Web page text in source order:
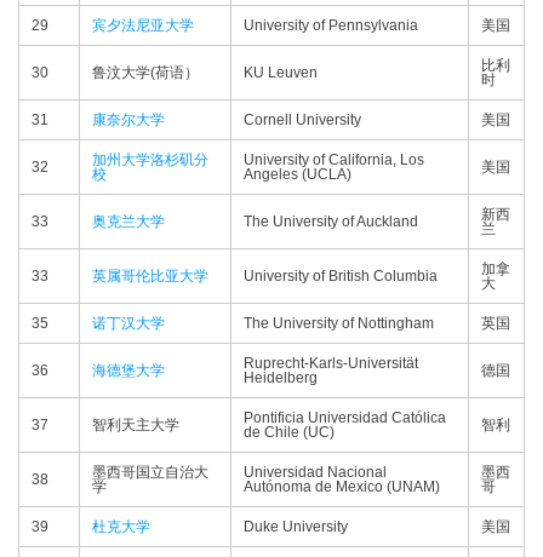
29 宾夕法尼亚大学 University of Pennsylvania 美国
30 鲁汶大学(荷语） KU Leuven
比利
时
31 康奈尔大学 Cornell University 美国
32
加州大学洛杉矶分
校
University of California, Los
Angeles (UCLA)
美国
33 奥克兰大学 The University of Auckland
新西
兰
33 英属哥伦比亚大学 University of British Columbia
加拿
大
35 诺丁汉大学 The University of Nottingham 英国
36 海德堡大学
Ruprecht-Karls-Universität
Heidelberg
德国
37 智利天主大学
Pontificia Universidad Católica
de Chile (UC)
智利
38
墨西哥国立自治大
学
Universidad Nacional
Autónoma de Mexico (UNAM)
墨西
哥
39 杜克大学 Duke University 美国